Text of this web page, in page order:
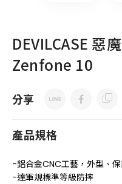
DEVILCASE 惡
Zenfone 10
分享
產品規格
-鋁合金CNC工藝，外型、
-達軍規標準等級防摔